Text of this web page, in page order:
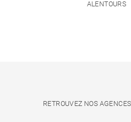
ALENTOURS
RETROUVEZ NOS AGENCES